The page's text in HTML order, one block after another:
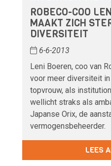
ROBECO-COO
MAAKT ZICH
DIVERSITEIT
6-6-2013
Leni Boeren, coo van
voor meer diversiteit
topvrouw, als
wellicht straks als
Japanse Orix, de
vermogensbeheerder.
LEES